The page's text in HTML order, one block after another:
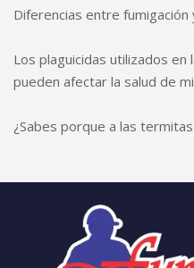
Diferencias entre
Los plaguicidas utilizados en
pueden afectar la salud de
¿Sabes porque a las